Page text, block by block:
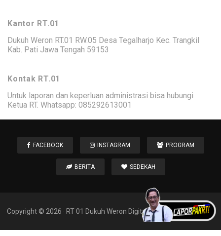
Kantor RT.01
Dukuh Weron RT.01 RW.05 Desa Tegalharjo Kec. Trangkil
Kab. Pati Jawa Tengah 59153
Kontak RT.01
Untuk laporan dan keperluan administrasi bisa hubungi
Ketua RT. Whatsapp: 085292613001
FACEBOOK INSTAGRAM PROGRAM
BERITA SEDEKAH
Copyright © 2026 · RT 01 Dukuh Weron Digitalized by Weron People